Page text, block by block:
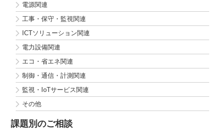
電源関連
工事・保守・監視関連
ICTソリューション関連
電力設備関連
エコ・省エネ関連
制御・通信・計測関連
監視・IoTサービス関連
その他
課題別のご相談